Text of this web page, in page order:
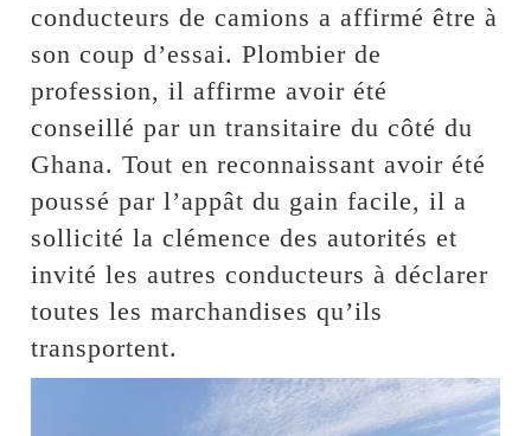
conducteurs de camions a affirmé être à
son coup d’essai. Plombier de
profession, il affirme avoir été
conseillé par un transitaire du côté du
Ghana. Tout en reconnaissant avoir été
poussé par l’appât du gain facile, il a
sollicité la clémence des autorités et
invité les autres conducteurs à déclarer
toutes les marchandises qu’ils
transportent.